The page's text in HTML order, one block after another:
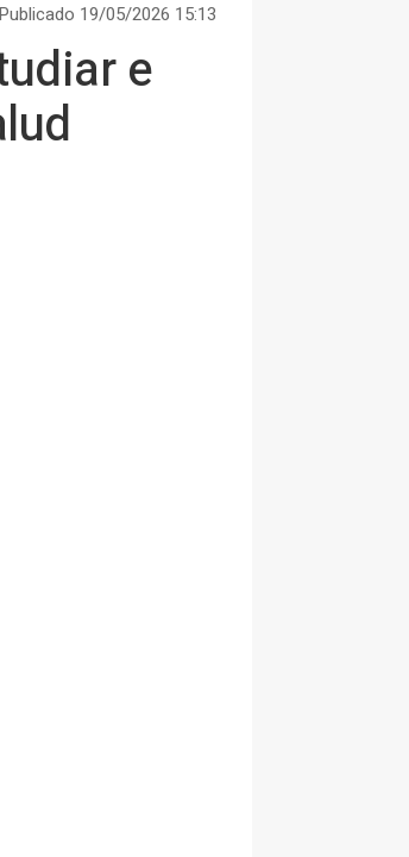
Publicado 19/05/2026 15:13
e